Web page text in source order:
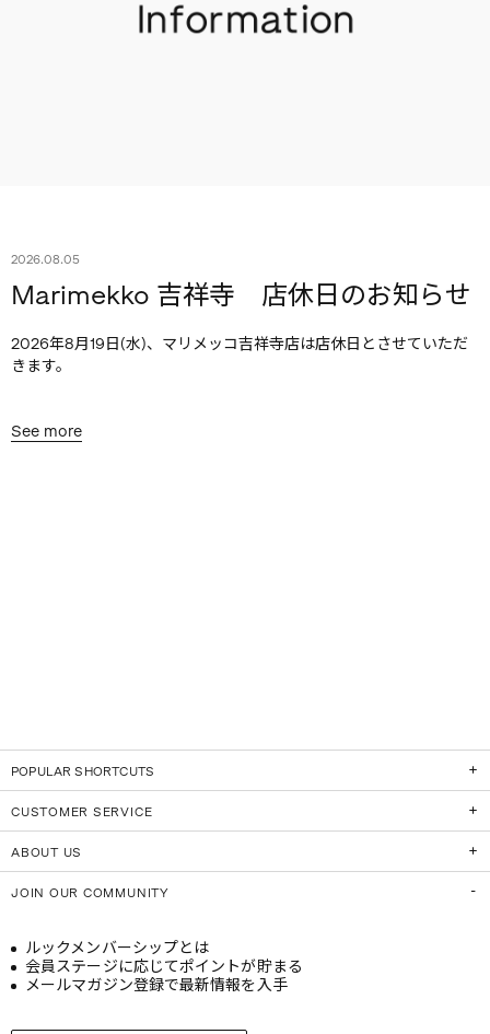
2026.08.05
Marimekko 吉祥寺 店休日のお知らせ
2026年8月19日(水)、マリメッコ吉祥寺店は店休日とさせていただ
きます。
See more
POPULAR SHORTCUTS
CUSTOMER SERVICE
ABOUT US
JOIN OUR COMMUNITY
ルックメンバーシップとは
会員ステージに応じてポイントが貯まる
メールマガジン登録で最新情報を入手